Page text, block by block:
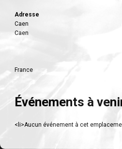
Adresse
Caen
Caen
France
Événements à
<li>Aucun événement à cet